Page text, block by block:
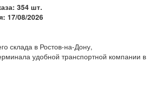
354 шт.
17/08/2026
склада в Ростов-на-Дону,
удобной транспортной компании в